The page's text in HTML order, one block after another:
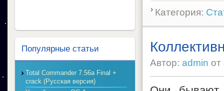
Категория:
Автор: admin от
Популярные статьи
Total Commander 7.56a Final +
crack (Русская версия)